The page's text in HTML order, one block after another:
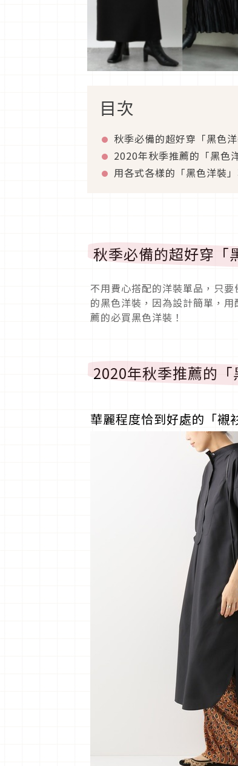
目次
秋季必備的超好穿「黑色洋
2020年秋季推薦的「黑色
用各式各樣的「黑色洋裝
秋季必備的超好穿「
不用費心搭配的洋裝單品，只
的黑色洋裝，因為設計簡單，
薦的必買黑色洋裝！
2020年秋季推薦的
華麗程度恰到好處的「襯